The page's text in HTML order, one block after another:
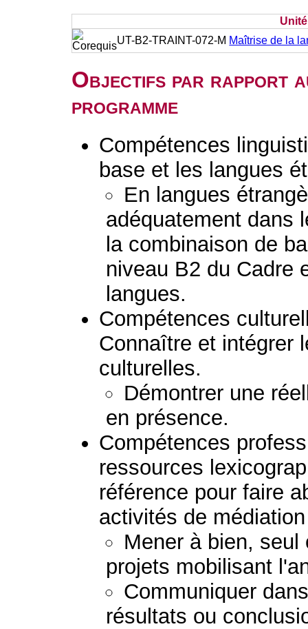
UT-B2-TRAINT-072-M Maîtrise de la
Objectifs par rapport
programme
Compétences
base et les langues
En langues
adéquatement dans
la combinaison de
niveau B2 du Cadre
langues.
Compétences
Connaître et intégrer
culturelles.
Démontrer une
en présence.
Compétences
ressources
référence pour faire
activités de
Mener à bien,
projets mobilisant
Communiquer
résultats ou